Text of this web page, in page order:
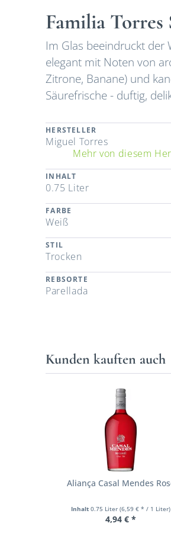
Familia Torres
Im Glas beeindruckt der
elegant mit Noten von
Zitrone, Banane) und
Säurefrische - duftig,
HERSTELLER
Miguel Torres
Mehr von diesem
INHALT
0.75 Liter
FARBE
Weiß
STIL
Trocken
REBSORTE
Parellada
Kunden kauften auch
Aliança Casal Mendes
Inhalt0.75 Liter(6,59 € * / 1 Liter)
4,94 € *